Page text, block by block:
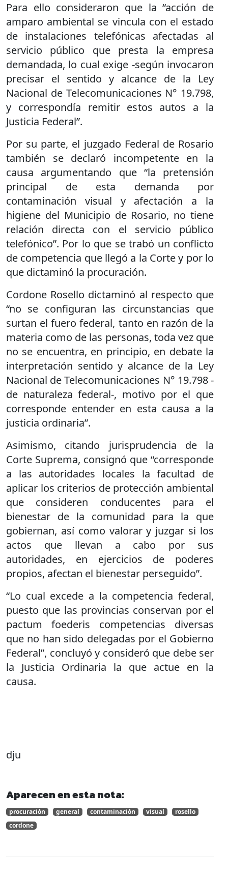
Para ello consideraron que la “acción de
amparo ambiental se vincula con el estado
de instalaciones telefónicas afectadas al
servicio público que presta la empresa
demandada, lo cual exige -según invocaron
precisar el sentido y alcance de la Ley
Nacional de Telecomunicaciones N° 19.798,
y correspondía remitir estos autos a la
Justicia Federal”.
Por su parte, el juzgado Federal de Rosario
también se declaró incompetente en la
causa argumentando que “la pretensión
principal de esta demanda por
contaminación visual y afectación a la
higiene del Municipio de Rosario, no tiene
relación directa con el servicio público
telefónico”. Por lo que se trabó un conflicto
de competencia que llegó a la Corte y por lo
que dictaminó la procuración.
Cordone Rosello dictaminó al respecto que
“no se configuran las circunstancias que
surtan el fuero federal, tanto en razón de la
materia como de las personas, toda vez que
no se encuentra, en principio, en debate la
interpretación sentido y alcance de la Ley
Nacional de Telecomunicaciones N° 19.798 -
de naturaleza federal-, motivo por el que
corresponde entender en esta causa a la
justicia ordinaria”.
Asimismo, citando jurisprudencia de la
Corte Suprema, consignó que “corresponde
a las autoridades locales la facultad de
aplicar los criterios de protección ambiental
que consideren conducentes para el
bienestar de la comunidad para la que
gobiernan, así como valorar y juzgar si los
actos que llevan a cabo por sus
autoridades, en ejercicios de poderes
propios, afectan el bienestar perseguido”.
“Lo cual excede a la competencia federal,
puesto que las provincias conservan por el
pactum foederis competencias diversas
que no han sido delegadas por el Gobierno
Federal”, concluyó y consideró que debe ser
la Justicia Ordinaria la que actue en la
causa.
dju
Aparecen en esta nota:
procuración general contaminación visual
rosello
cordone